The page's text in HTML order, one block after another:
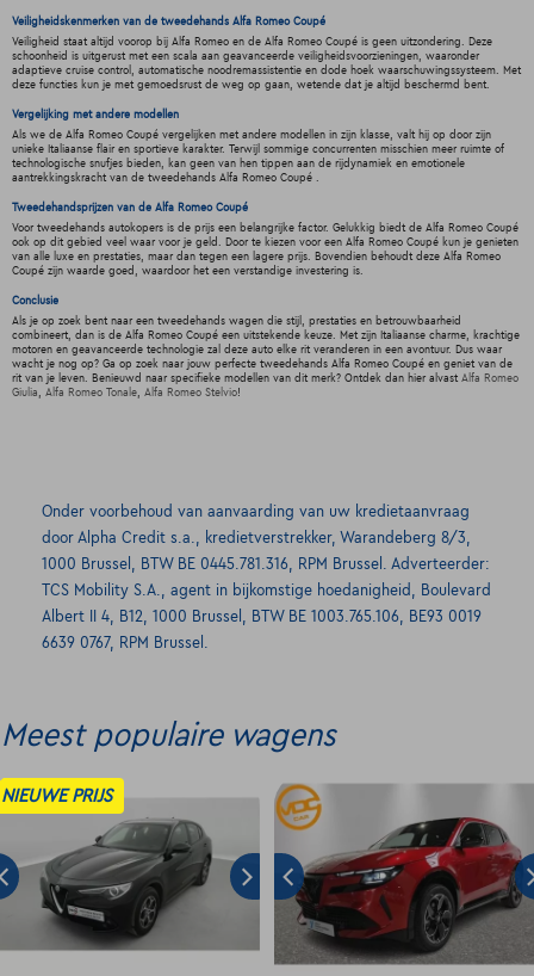
Veiligheidskenmerken van de tweedehands Alfa Romeo Coupé
Veiligheid staat altijd voorop bij Alfa Romeo en de Alfa Romeo Coupé is geen uitzondering. Deze
schoonheid is uitgerust met een scala aan geavanceerde veiligheidsvoorzieningen, waaronder
adaptieve cruise control, automatische noodremassistentie en dode hoek waarschuwingssysteem. Met
deze functies kun je met gemoedsrust de weg op gaan, wetende dat je altijd beschermd bent.
Vergelijking met andere modellen
Als we de Alfa Romeo Coupé vergelijken met andere modellen in zijn klasse, valt hij op door zijn
unieke Italiaanse flair en sportieve karakter. Terwijl sommige concurrenten misschien meer ruimte of
technologische snufjes bieden, kan geen van hen tippen aan de rijdynamiek en emotionele
aantrekkingskracht van de tweedehands Alfa Romeo Coupé .
Tweedehandsprijzen van de Alfa Romeo Coupé
Voor tweedehands autokopers is de prijs een belangrijke factor. Gelukkig biedt de Alfa Romeo Coupé
ook op dit gebied veel waar voor je geld. Door te kiezen voor een Alfa Romeo Coupé kun je genieten
van alle luxe en prestaties, maar dan tegen een lagere prijs. Bovendien behoudt deze Alfa Romeo
Coupé zijn waarde goed, waardoor het een verstandige investering is.
Conclusie
Als je op zoek bent naar een tweedehands wagen die stijl, prestaties en betrouwbaarheid
combineert, dan is de Alfa Romeo Coupé een uitstekende keuze. Met zijn Italiaanse charme, krachtige
motoren en geavanceerde technologie zal deze auto elke rit veranderen in een avontuur. Dus waar
wacht je nog op? Ga op zoek naar jouw perfecte tweedehands Alfa Romeo Coupé en geniet van de
rit van je leven. Benieuwd naar specifieke modellen van dit merk? Ontdek dan hier alvast Alfa Romeo
Giulia , Alfa Romeo Tonale, Alfa Romeo Stelvio!
Onder voorbehoud van aanvaarding van uw kredietaanvraag
door Alpha Credit s.a., kredietverstrekker, Warandeberg 8/3,
1000 Brussel, BTW BE 0445.781.316, RPM Brussel. Adverteerder:
TCS Mobility S.A., agent in bijkomstige hoedanigheid, Boulevard
Albert II 4, B12, 1000 Brussel, BTW BE 1003.765.106, BE93 0019
6639 0767, RPM Brussel.
Meest populaire wagens
NIEUWE PRIJS